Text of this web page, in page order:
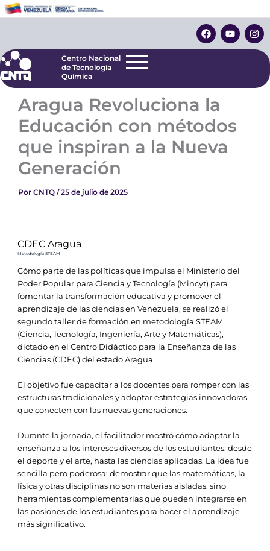
al
F
a
c
o
k
Y
o
u
e
I
n
s
r
Centro Nacional
de Tecnología
Centro Nacional
de Tecnología
Química
Aragua Revoluciona la
Educación con métodos
que inspiran a la Nueva
Generación
Por CNTQ /25 de julio de 2025
CDEC Aragua
Metodología STEAM
Cómo parte de las políticas que impulsa el Ministerio del
Poder Popular para Ciencia y Tecnología (Mincyt) para
fomentar la transformación educativa y promover el
aprendizaje de las ciencias en Venezuela, se realizó el
segundo taller de formación en metodología STEAM
(Ciencia, Tecnología, Ingeniería, Arte y Matemáticas),
dictado en el Centro Didáctico para la Enseñanza de las
Ciencias (CDEC) del estado Aragua.
El objetivo fue capacitar a los docentes para romper con las
estructuras tradicionales y adoptar estrategias innovadoras
que conecten con las nuevas generaciones.
Durante la jornada, el facilitador mostró cómo adaptar la
enseñanza a los intereses diversos de los estudiantes, desde
el deporte y el arte, hasta las ciencias aplicadas. La idea fue
sencilla pero poderosa: demostrar que las matemáticas, la
física y otras disciplinas no son materias aisladas, sino
herramientas complementarias que pueden integrarse en
las pasiones de los estudiantes para hacer el aprendizaje
más significativo.